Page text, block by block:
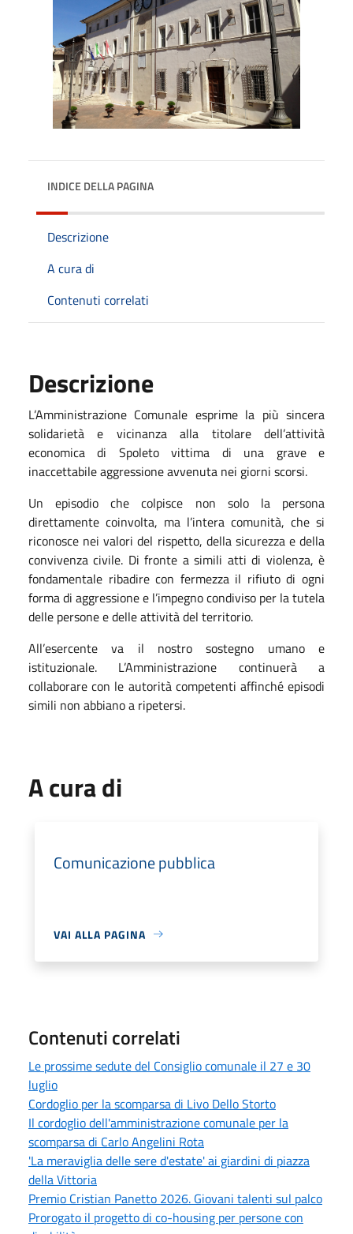
INDICE DELLA PAGINA
Descrizione
A cura di
Contenuti correlati
Descrizione
L’Amministrazione Comunale esprime la più sincera
solidarietà e vicinanza alla titolare dell’attività
economica di Spoleto vittima di una grave e
inaccettabile aggressione avvenuta nei giorni scorsi.
Un episodio che colpisce non solo la persona
direttamente coinvolta, ma l’intera comunità, che si
riconosce nei valori del rispetto, della sicurezza e della
convivenza civile. Di fronte a simili atti di violenza, è
fondamentale ribadire con fermezza il rifiuto di ogni
forma di aggressione e l’impegno condiviso per la tutela
delle persone e delle attività del territorio.
All’esercente va il nostro sostegno umano e
istituzionale. L’Amministrazione continuerà a
collaborare con le autorità competenti affinché episodi
simili non abbiano a ripetersi.
A cura di
Comunicazione pubblica
VAI ALLA PAGINA
Contenuti correlati
Le prossime sedute del Consiglio comunale il 27 e 30
luglio
Cordoglio per la scomparsa di Livo Dello Storto
Il cordoglio dell'amministrazione comunale per la
scomparsa di Carlo Angelini Rota
'La meraviglia delle sere d'estate' ai giardini di piazza
della Vittoria
Premio Cristian Panetto 2026. Giovani talenti sul palco
Prorogato il progetto di co-housing per persone con